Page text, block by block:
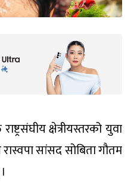
क्षेत्रीयस्तरको युवा
सांसद सोबिता गौतम